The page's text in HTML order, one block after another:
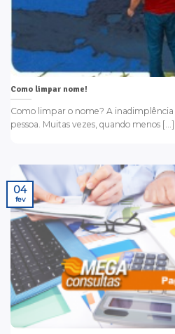
Como limpar nome!
Como limpar o nome? A
pessoa. Muitas vezes, quando menos [...]
04
fev